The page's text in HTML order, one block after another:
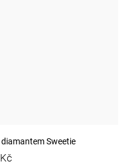
Sweetie